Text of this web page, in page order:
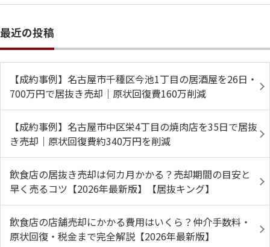
最近の投稿
【成約事例】名古屋市千種区今池1丁目の居酒屋を26日・
700万円で居抜き売却｜原状回復費160万削減
【成約事例】名古屋市中区栄4丁目の焼肉店を35日で居抜
き売却｜原状回復費約340万円を削減
飲食店の居抜き売却は何カ月かかる？売却期間の目安と
早く売るコツ【2026年最新版】【居抜キング】
飲食店の店舗売却にかかる費用はいくら？仲介手数料・
原状回復・税金まで完全解説【2026年最新版】